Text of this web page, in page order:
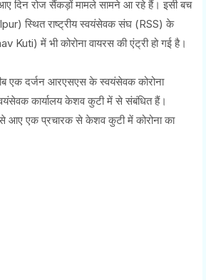
दिन रोज सैंकड़ों मामले सामने आ रहे हैं। इसी बच
स्थित राष्ट्रीय स्वयंसेवक संघ (RSS) के
Kuti) में भी कोरोना वायरस की एंट्री हो गई है।
एक दर्जन आरएसएस के स्वयंसेवक कोरोना
कार्यालय केशव कुटी में से संबंधित हैं।
से आए एक प्रचारक से केशव कुटी में कोरोना का